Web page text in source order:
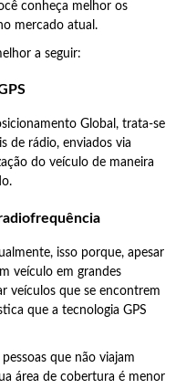
conheça melhor os
mercado atual.
a seguir:
Global, trata-se
de rádio, enviados via
do veículo de maneira
isso porque, apesar
veículo em grandes
veículos que se encontrem
que a tecnologia GPS
que não viajam
área de cobertura é menor